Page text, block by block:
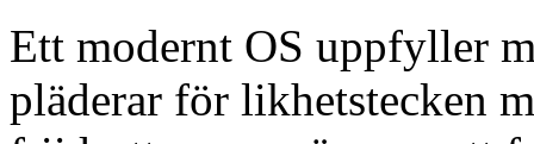
Ett modernt OS uppfyller
pläderar för likhetstecken